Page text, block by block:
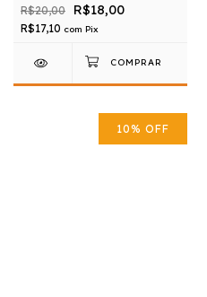
R$20,00 R$18,00
R$17,10 com Pix
10% OFF